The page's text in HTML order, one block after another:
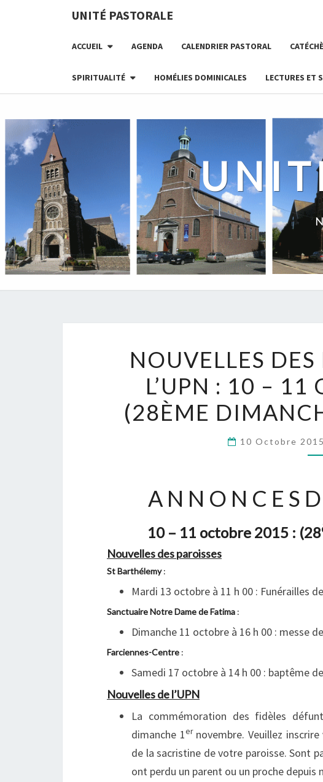
UNITÉ PASTORALE
ACCUEIL AGENDA CALENDRIER PASTORAL
SPIRITUALITÉ HOMÉLIES DOMINICALES LECTURES ET
NOUVELLES DES
L’UPN : 10 – 11
(28ÈME
10 Octobre 2015
A N N O N C E S
10 – 11 octobre 2015 : (28
Nouvelles des paroisses
St Barthélemy:
Mardi 13 octobre à 11 h 00 : Funérailles
Sanctuaire Notre Dame de Fatima :
Dimanche 11 octobre à 16 h 00 : messe
Farciennes-Centre :
Samedi 17 octobre à 14 h 00 : baptême
Nouvelles de l’UPN
La commémoration des fidèles
dimanche 1ernovembre. Veuillez
de la sacristine de votre paroisse. Sont
ont perdu un parent ou un proche depuis